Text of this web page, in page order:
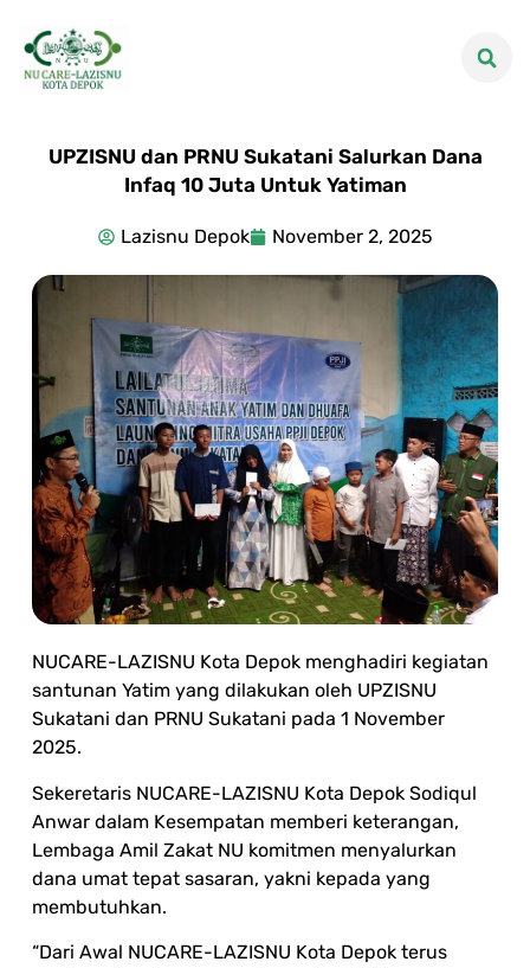
UPZISNU dan PRNU Sukatani Salurkan Dana
Infaq 10 Juta Untuk Yatiman
Lazisnu Depok November 2, 2025
NUCARE-LAZISNU Kota Depok menghadiri kegiatan
santunan Yatim yang dilakukan oleh UPZISNU
Sukatani dan PRNU Sukatani pada 1 November
2025.
Sekeretaris NUCARE-LAZISNU Kota Depok Sodiqul
Anwar dalam Kesempatan memberi keterangan,
Lembaga Amil Zakat NU komitmen menyalurkan
dana umat tepat sasaran, yakni kepada yang
membutuhkan.
“Dari Awal NUCARE-LAZISNU Kota Depok terus